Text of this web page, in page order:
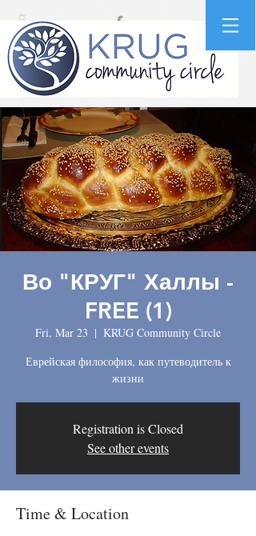
Во "КРУГ" Халлы -
FREE (1)
Fri, Mar 23
  |
KRUG Community Circle
Еврейская философия, как путеводитель к
жизни
Registration is Closed
See other events
Time & Location